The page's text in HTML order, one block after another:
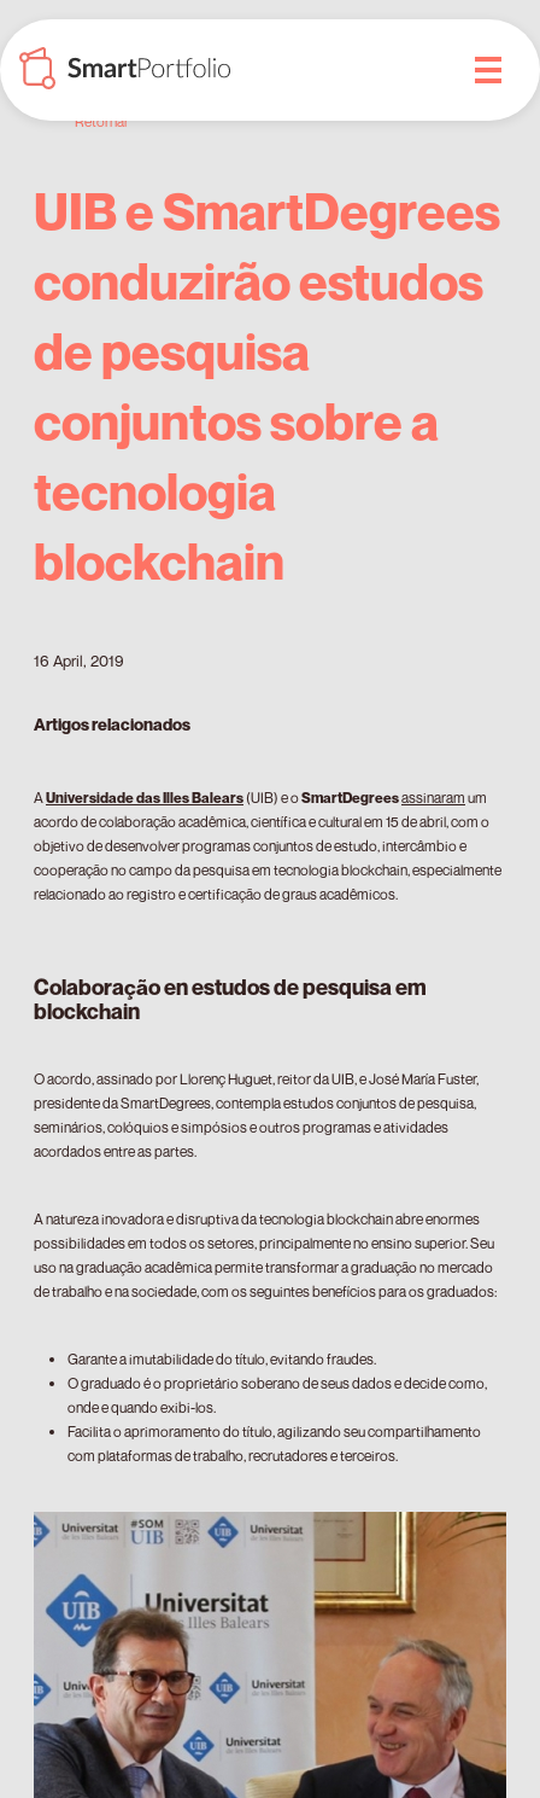
Retornar
UIB e SmartDegrees
conduzirão estudos
de pesquisa
conjuntos sobre a
tecnologia
blockchain
16 April, 2019
Artigos relacionados
A Universidade das Illes Balears (UIB) e oSmartDegreesassinaram um
acordo de colaboração acadêmica, científica e cultural em 15 de abril, com o
objetivo de desenvolver programas conjuntos de estudo, intercâmbio e
cooperação no campo da pesquisa em tecnologia blockchain, especialmente
relacionado ao registro e certificação de graus acadêmicos.
Colaboração en estudos de pesquisa em
blockchain
O acordo, assinado por Llorenç Huguet, reitor da UIB, e José María Fuster,
presidente da SmartDegrees, contempla estudos conjuntos de pesquisa,
seminários, colóquios e simpósios e outros programas e atividades
acordados entre as partes.
A natureza inovadora e disruptiva da tecnologia blockchain abre enormes
possibilidades em todos os setores, principalmente no ensino superior. Seu
uso na graduação acadêmica permite transformar a graduação no mercado
de trabalho e na sociedade, com os seguintes benefícios para os graduados:
Garante a imutabilidade do título, evitando fraudes.
O graduado é o proprietário soberano de seus dados e decide como,
onde e quando exibi-los.
Facilita o aprimoramento do título, agilizando seu compartilhamento
com plataformas de trabalho, recrutadores e terceiros.